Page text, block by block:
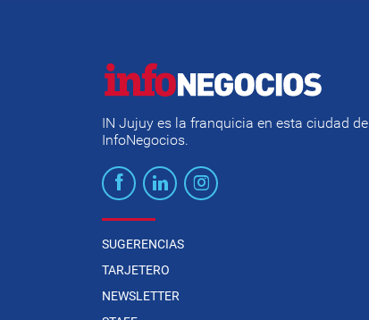
IN Jujuy es la franquicia en esta ciudad de
InfoNegocios.
SUGERENCIAS
TARJETERO
NEWSLETTER